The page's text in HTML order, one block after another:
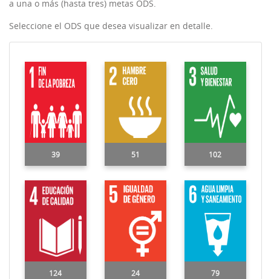
a una o más (hasta tres) metas ODS.
Seleccione el ODS que desea visualizar en detalle.
39 51 102
124 24 79